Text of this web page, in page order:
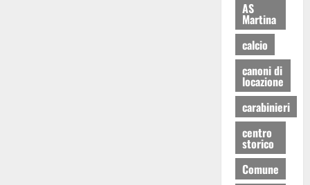
AS
Martina
calcio
canoni di
locazione
carabinieri
centro
storico
Comune